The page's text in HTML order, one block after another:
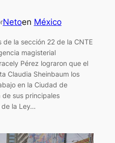
Netoen México
la sección 22 de la CNTE
magisterial
Pérez lograron que el
Claudia Sheinbaum los
en la Ciudad de
sus principales
de la Ley…